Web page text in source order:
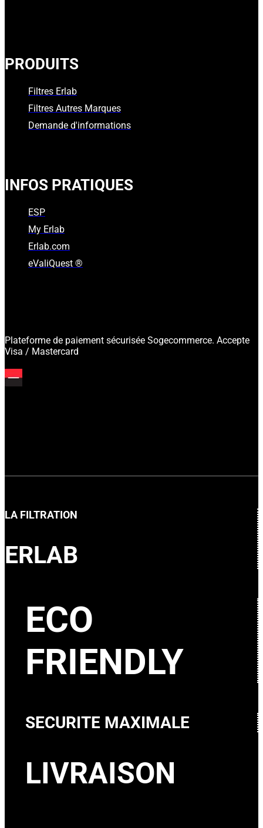
PRODUITS
Filtres Erlab
Filtres Autres Marques
Demande d'informations
INFOS PRATIQUES
ESP
My Erlab
Erlab.com
eValiQuest ®
Plateforme de paiement sécurisée Sogecommerce. Accepte
Visa / Mastercard
LA FILTRATION
ERLAB
ECO
FRIENDLY
SECURITE MAXIMALE
LIVRAISON